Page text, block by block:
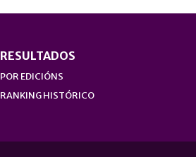
RESULTADOS
POR EDICIÓNS
RANKING HISTÓRICO